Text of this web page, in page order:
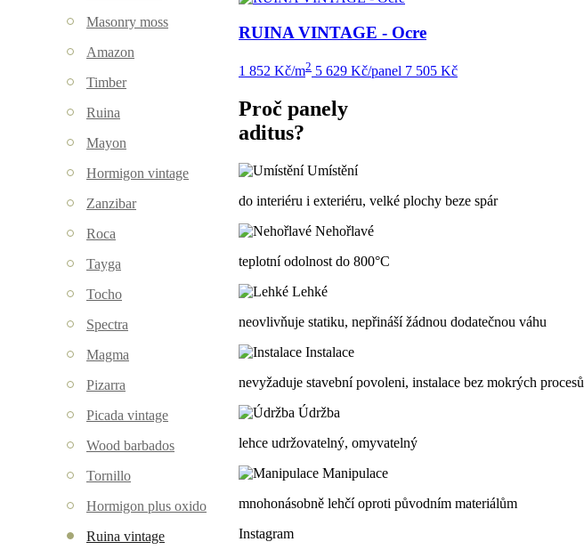
Masonry moss
Amazon
Timber
Ruina
Mayon
Hormigon vintage
Zanzibar
Roca
Tayga
Tocho
Spectra
Magma
Pizarra
Picada vintage
Wood barbados
Tornillo
Hormigon plus oxido
Ruina vintage
RUINA VINTAGE - Ocre
1 852 Kč/m2 5 629 Kč/panel 7 505 Kč
Proč panely
aditus?
Umístění
do interiéru i exteriéru, velké plochy beze spár
Nehořlavé
teplotní odolnost do 800°C
Lehké
neovlivňuje statiku, nepřináší žádnou dodatečnou váhu
Instalace
nevyžaduje stavební povoleni, instalace bez mokrých procesů
Údržba
lehce udržovatelný, omyvatelný
Manipulace
mnohonásobně lehčí oproti původním materiálům
Instagram